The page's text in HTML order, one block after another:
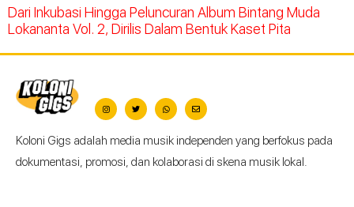
Dari Inkubasi Hingga Peluncuran Album Bintang Muda
Lokananta Vol. 2, Dirilis Dalam Bentuk Kaset Pita
Koloni Gigs adalah media musik independen yang berfokus pada
dokumentasi, promosi, dan kolaborasi di skena musik lokal.